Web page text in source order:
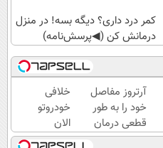
کمر درد داری؟ دیگه بسه! در منزل
درمانش کن (◀پرسش‌نامه)
آرتروز مفاصل
خود را به طور
قطعی درمان
کنید!
خلافی
خودروتو
الان
ببین، با